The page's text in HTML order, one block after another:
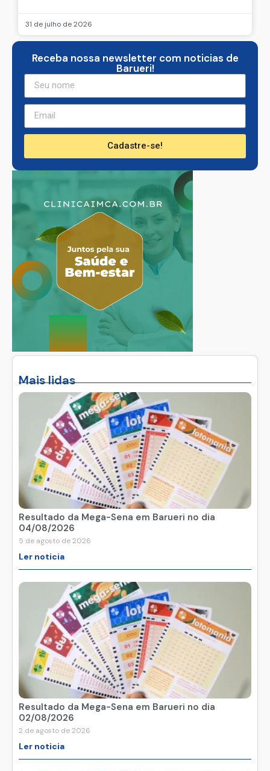
31 de julho de 2026
Mais lidas
Resultado da Mega-Sena em Barueri no dia
04/08/2026
5 de agosto de 2026
Ler noticia
Resultado da Mega-Sena em Barueri no dia
02/08/2026
2 de agosto de 2026
Ler noticia
Receba nossa newsletter com noticias de
Barueri!
Cadastre-se!